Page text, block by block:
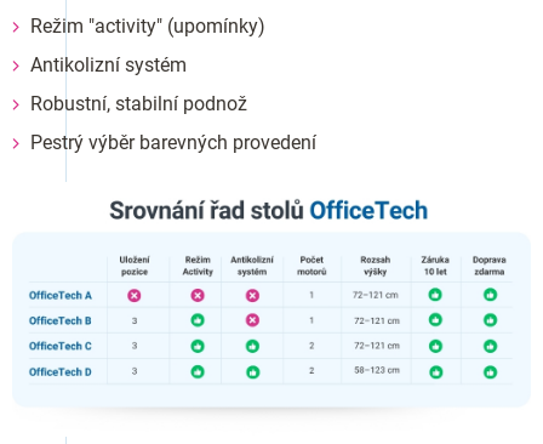
Režim "activity" (upomínky)
Antikolizní systém
Robustní, stabilní podnož
Pestrý výběr barevných provedení